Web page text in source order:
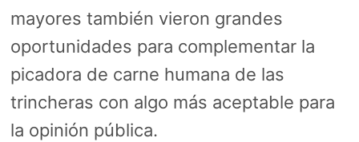
mayores también vieron grandes
oportunidades para complementar la
picadora de carne humana de las
trincheras con algo más aceptable para
la opinión pública.